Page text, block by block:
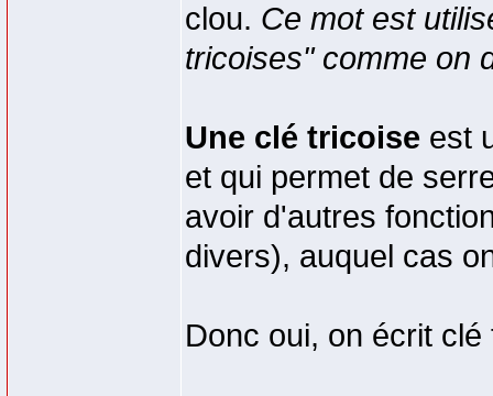
clou. Ce mot est
tricoises" comme on
Une clé tricoise est
et qui permet de
avoir d'autres
divers), auquel cas
Donc oui, on écrit